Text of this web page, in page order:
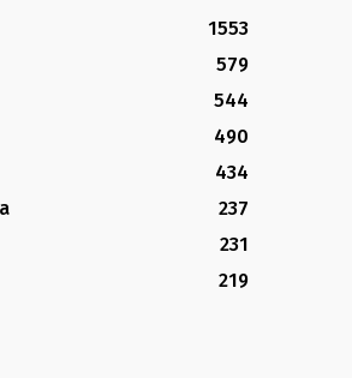
1553
579
544
490
434
237
231
219